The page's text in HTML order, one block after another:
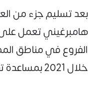
بعد تسليم جزء من
هامبرغيني تعمل
خلال 2021 بمساعدة تقنية صبّار للعمل المرن بالساعة.